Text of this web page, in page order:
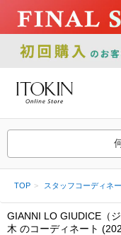
TOP スタッフコーディネ
GIANNI LO GIUDICE（
木 のコーディネート